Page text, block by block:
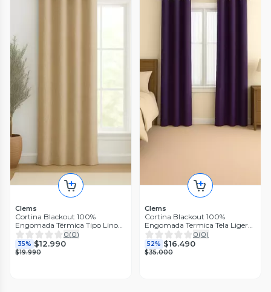
Clems
Cortina Blackout 100%
Engomada Térmica Tipo Lino
140x220 - Tela Gruesa
Premium - 1 Paño Beige
0(0)
35% $12.990
$19.990
Clems
Cortina Blackout 100%
Engomada Termica Tela Ligera
140x225 - Microfibra Premium
- 2 Paños Morado
0(0)
52% $16.490
$35.000